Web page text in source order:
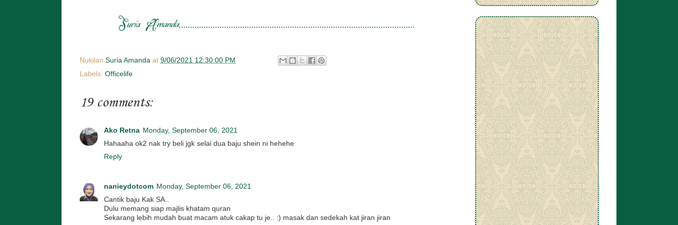
Nukilan Suria Amanda at 9/06/2021 12:30:00 PM
Labels: Officelife
19 comments:
Ako Retna Monday, September 06, 2021
Hahaaha ok2 nak try beli jgk selai dua baju shein ni hehehe
Reply
nanieydotcom Monday, September 06, 2021
Cantik baju Kak SA..
Dulu memang siap majlis khatam quran
Sekarang lebih mudah buat macam atuk cakap tu je.. :) masak dan sedekah kat jiran jiran